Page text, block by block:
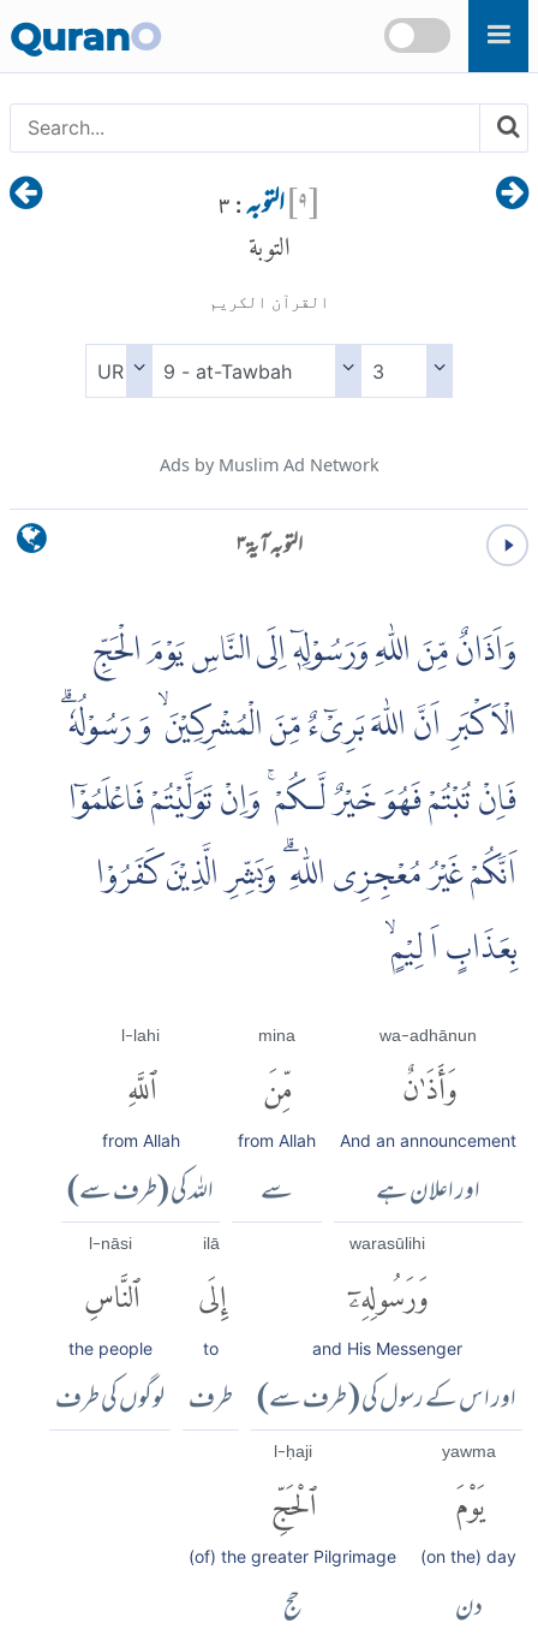
Skip to main content
QuranO
[۹]التوبہ : ۳
التوبة
القرآن الكريم
Ads by Muslim Ad Network
التوبہ آية ۳
وَاَذَانٌ مِّنَ اللّٰهِ وَرَسُوْلِهٖۤ اِلَى النَّاسِ يَوْمَ الْحَجِّ
الْاَكْبَرِ اَنَّ اللّٰهَ بَرِىْۤءٌ مِّنَ الْمُشْرِكِيْنَ ۙ وَ رَسُوْلُهٗ ۗ
فَاِنْ تُبْتُمْ فَهُوَ خَيْرٌ لَّـكُمْ ۚ وَاِنْ تَوَلَّيْتُمْ فَاعْلَمُوْۤا
اَنَّكُمْ غَيْرُ مُعْجِزِى اللّٰهِ ۗ وَبَشِّرِ الَّذِيْنَ كَفَرُوْا
بِعَذَابٍ اَ لِيْمٍۙ
wa-adhānun
وَأَذَٰنٌ
And an announcement
اور اعلان ہے
mina
مِّنَ
from Allah
سے
l-lahi
ٱللَّهِ
from Allah
اللہ کی (طرف سے)
warasūlihi
وَرَسُولِهِۦٓ
and His Messenger
اور اس کے رسول کی ( طرف سے)
ilā
إِلَى
to
طرف
l-nāsi
ٱلنَّاسِ
the people
لوگوں کی طرف
yawma
يَوْمَ
(on the) day
دن
l-ḥaji
ٱلْحَجِّ
(of) the greater Pilgrimage
حج